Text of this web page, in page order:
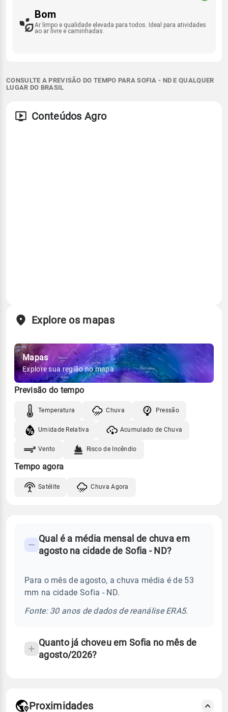
Bom
Ar limpo e qualidade elevada para todos. Ideal para atividades
ao ar livre e caminhadas.
CONSULTE A PREVISÃO DO TEMPO PARA SOFIA - ND E QUALQUER
LUGAR DO BRASIL
Conteúdos Agro
Explore os mapas
Mapas
Explore sua região no mapa
Previsão do tempo
Temperatura Chuva Pressão
Umidade Relativa Acumulado de Chuva
Vento Risco de Incêndio
Tempo agora
Satélite Chuva Agora
Perguntas
sobre
chuva
Qual é a média mensal de chuva em
agosto na cidade de Sofia - ND?
Para o mês de agosto, a chuva média é de 53
mm na cidade Sofia - ND.
Fonte: 30 anos de dados de reanálise ERA5.
Quanto já choveu em Sofia no mês de
agosto/2026?
Proximidades